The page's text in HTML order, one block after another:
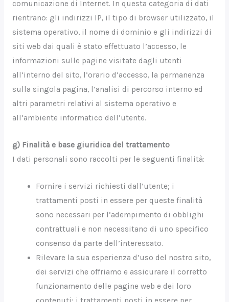
comunicazione di Internet. In questa categoria di dati
rientrano: gli indirizzi IP, il tipo di browser utilizzato, il
sistema operativo, il nome di dominio e gli indirizzi di
siti web dai quali è stato effettuato l’accesso, le
informazioni sulle pagine visitate dagli utenti
all’interno del sito, l’orario d’accesso, la permanenza
sulla singola pagina, l’analisi di percorso interno ed
altri parametri relativi al sistema operativo e
all’ambiente informatico dell’utente.
g) Finalità e base giuridica del trattamento
I dati personali sono raccolti per le seguenti finalità:
Fornire i servizi richiesti dall’utente; i
trattamenti posti in essere per queste finalità
sono necessari per l’adempimento di obblighi
contrattuali e non necessitano di uno specifico
consenso da parte dell’interessato.
Rilevare la sua esperienza d’uso del nostro sito,
dei servizi che offriamo e assicurare il corretto
funzionamento delle pagine web e dei loro